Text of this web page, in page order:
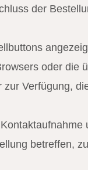
der
oder
Verfügung,
betreffen,